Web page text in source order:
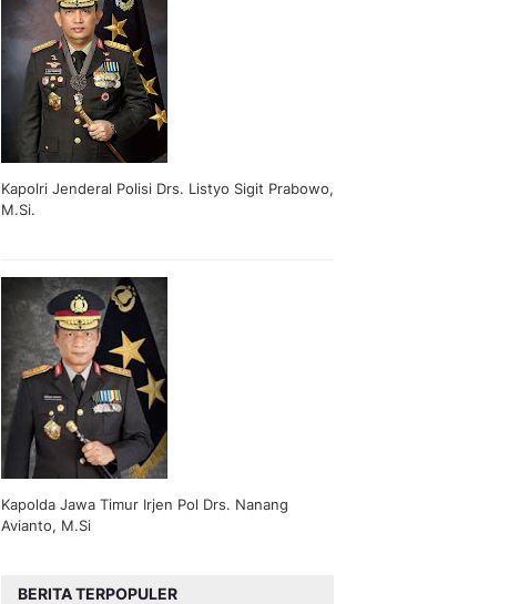
Kapolri Jenderal Polisi Drs. Listyo Sigit Prabowo,
M.Si.
Kapolda Jawa Timur Irjen Pol Drs. Nanang
Avianto, M.Si
BERITA TERPOPULER